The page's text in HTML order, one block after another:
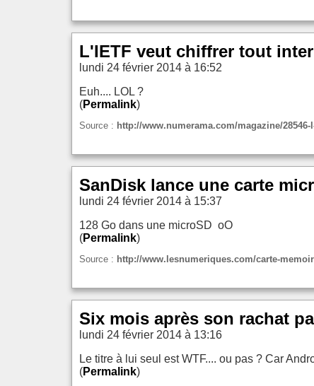
L'IETF veut chiffrer tout
lundi 24 février 2014 à 16:52
Euh.... LOL ?
(Permalink)
Source : http://www.numerama.com/magazine/
SanDisk lance une carte
lundi 24 février 2014 à 15:37
128 Go dans une microSD oO
(Permalink)
Source : http://www.lesnumeriques.com/carte-
Six mois après son rachat
lundi 24 février 2014 à 13:16
Le titre à lui seul est WTF.... ou pas ? Car
(Permalink)